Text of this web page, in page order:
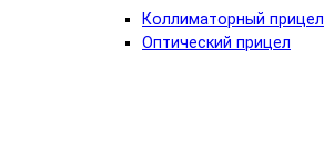
Коллиматорный прицел
Оптический прицел